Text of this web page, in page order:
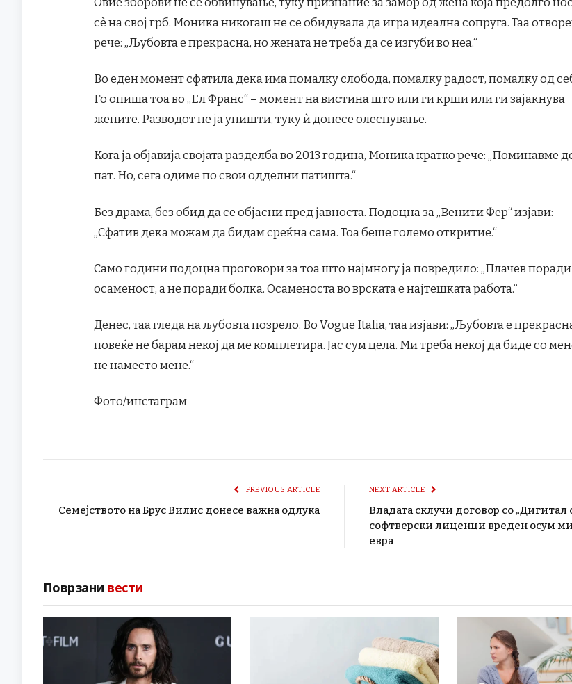
сè на свој грб. Моника никогаш не се обидувала да игра идеална сопруга. Таа
рече: „Љубовта е прекрасна, но жената не треба да се изгуби во неа.“
Во еден момент сфатила дека има помалку слобода, помалку радост, помалку од
Го опиша тоа во „Ел Франс“ – момент на вистина што или ги крши или ги зајакнува
жените. Разводот не ја уништи, туку ѝ донесе олеснување.
Кога ја објавија својата разделба во 2013 година, Моника кратко рече: „Поминавме
пат. Но, сега одиме по свои одделни патишта.“
Без драма, без обид да се објасни пред јавноста. Подоцна за „Венити Фер“ изјави:
„Сфатив дека можам да бидам среќна сама. Тоа беше големо откритие.“
Само години подоцна проговори за тоа што најмногу ја повредило: „Плачев поради
осаменост, а не поради болка. Осаменоста во врската е најтешката работа.“
Денес, таа гледа на љубовта позрело. Во Vogue Italia, таа изјави: „Љубовта е
повеќе не барам некој да ме комплетира. Јас сум цела. Ми треба некој да биде со
не наместо мене.“
Фото/инстаграм
PREVIOUS ARTICLE
Семејството на Брус Вилис донесе важна одлука
NEXT ARTICLE
Владата склучи договор со „Дигитал
софтверски лиценци вреден осум
евра
Поврзани вести